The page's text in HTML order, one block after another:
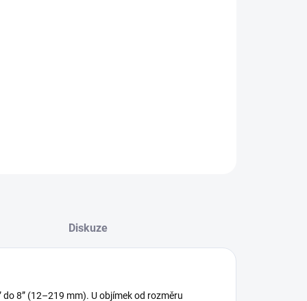
Diskuze
8” (12–219 mm). U objímek od rozměru